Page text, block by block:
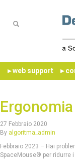
▸ web support ▸
27 Febbraio 2020
By algoritma_admin
Febbraio 2023 – Hai
SpaceMouse® per ridurre